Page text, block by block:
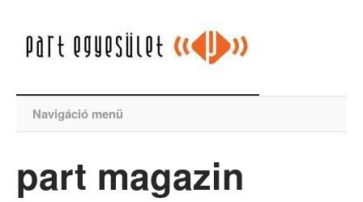
Navigáció menü
part magazin